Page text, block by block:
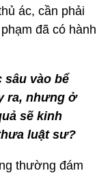
ác, cần phải
đã có hành
sâu vào bể
ra, nhưng ở
sẽ kinh
luật sư?
thường đám